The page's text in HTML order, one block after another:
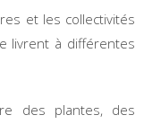
et les collectivités
livrent à différentes
des plantes, des